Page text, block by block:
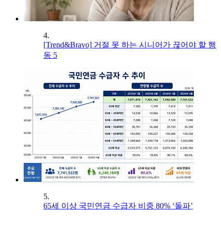
4.
[Trend&Bravo] 거절 못 하는 시니어가 끊어야 할 행
동 5
5.
65세 이상 국민연금 수급자 비중 80% ‘돌파’